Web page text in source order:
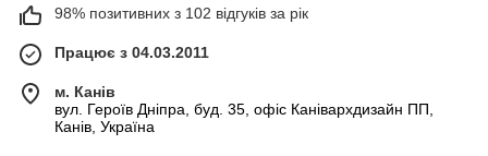
98% позитивних з 102 відгуків за рік
Працює з 04.03.2011
м. Канів
вул. Героїв Дніпра, буд. 35, офіс Канівархдизайн ПП,
Канів, Україна